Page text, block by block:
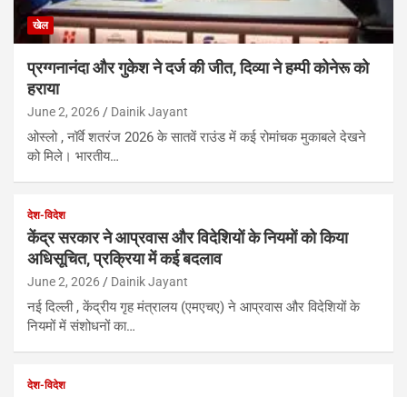
खेल
प्रग्गनानंदा और गुकेश ने दर्ज की जीत, दिव्या ने हम्पी कोनेरू को
हराया
June 2, 2026 Dainik Jayant
ओस्लो , नॉर्वे शतरंज 2026 के सातवें राउंड में कई रोमांचक मुकाबले देखने
को मिले। भारतीय…
देश-विदेश
केंद्र सरकार ने आप्रवास और विदेशियों के नियमों को किया
अधिसूचित, प्रक्रिया में कई बदलाव
June 2, 2026 Dainik Jayant
नई दिल्ली , केंद्रीय गृह मंत्रालय (एमएचए) ने आप्रवास और विदेशियों के
नियमों में संशोधनों का…
देश-विदेश